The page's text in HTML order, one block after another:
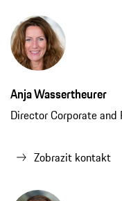
Zobrazit kontakt
Jan Klonz